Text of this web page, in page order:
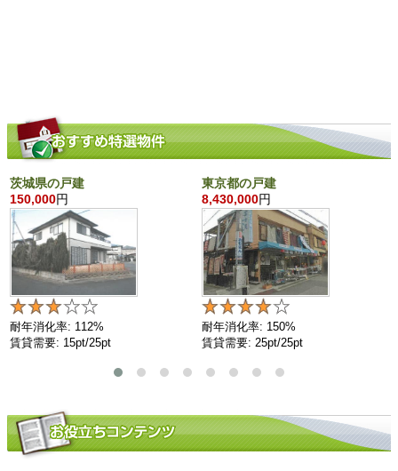
茨城県の戸建
150,000円
耐年消化率: 112%
賃貸需要: 15pt/25pt
東京都の戸建
8,430,000円
耐年消化率: 150%
賃貸需要: 25pt/25pt